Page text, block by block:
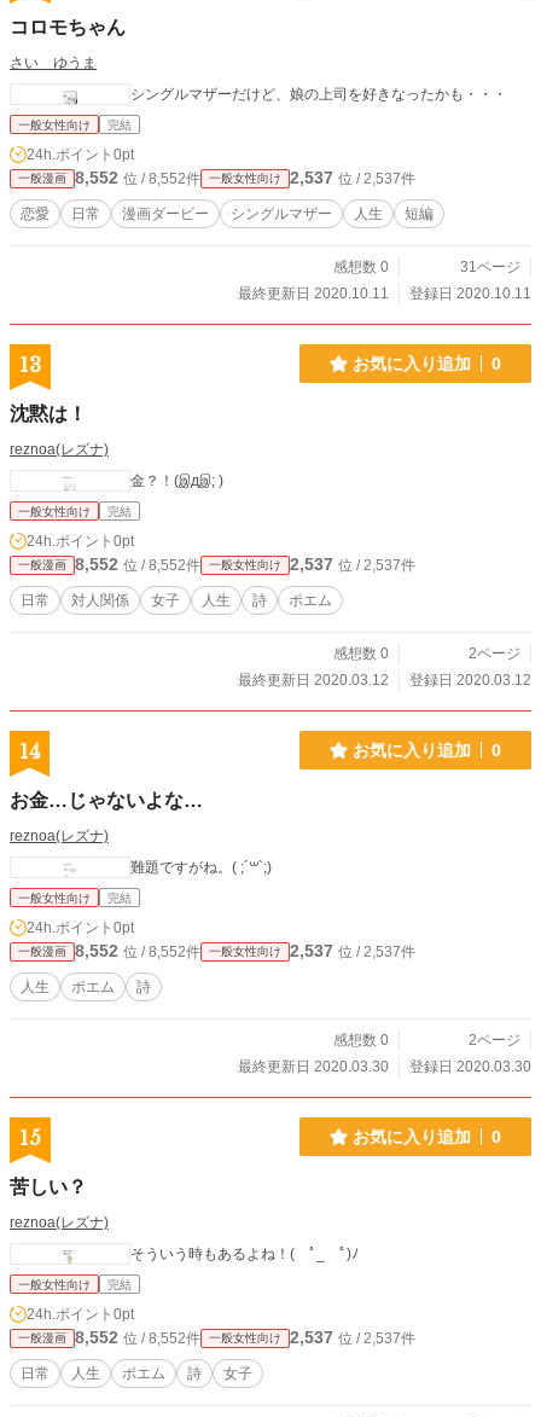
コロモちゃん
さい ゆうま
シングルマザーだけど、娘の上司を好きなったかも・・・
一般女性向け 完結
24h.ポイント 0pt
一般漫画 8,552 位 / 8,552件 一般女性向け 2,537 位 / 2,537件
恋愛 日常 漫画ダービー シングルマザー 人生 短編
感想数 0
31ページ
最終更新日 2020.10.11
登録日 2020.10.11
13 お気に入り追加 0
沈黙は！
reznoa(レズナ)
金？！(இдஇ; )
一般女性向け 完結
24h.ポイント 0pt
一般漫画 8,552 位 / 8,552件 一般女性向け 2,537 位 / 2,537件
日常 対人関係 女子 人生 詩 ポエム
感想数 0
2ページ
最終更新日 2020.03.12
登録日 2020.03.12
14 お気に入り追加 0
お金…じゃないよな…
reznoa(レズナ)
難題ですがね。( ;´꒳`;)
一般女性向け 完結
24h.ポイント 0pt
一般漫画 8,552 位 / 8,552件 一般女性向け 2,537 位 / 2,537件
人生 ポエム 詩
感想数 0
2ページ
最終更新日 2020.03.30
登録日 2020.03.30
15 お気に入り追加 0
苦しい？
reznoa(レズナ)
そういう時もあるよね！( ﾟ_ゝﾟ)ﾉ
一般女性向け 完結
24h.ポイント 0pt
一般漫画 8,552 位 / 8,552件 一般女性向け 2,537 位 / 2,537件
日常 人生 ポエム 詩 女子